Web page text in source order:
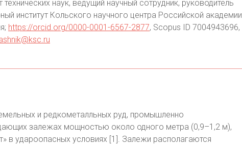
технических наук, ведущий научный сотрудник, руководитель
институт Кольского научного центра Российской академии
https://orcid.org/0000-0001-6567-2877, Scopus ID 7004943696,
и редкометалльных руд, промышленно
залежах мощностью около одного метра (0,9–1,2 м),
в удароопасных условиях [1]. Залежи располагаются